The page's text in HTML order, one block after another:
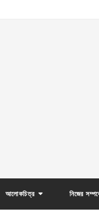
আলোকচিত্র নিজের